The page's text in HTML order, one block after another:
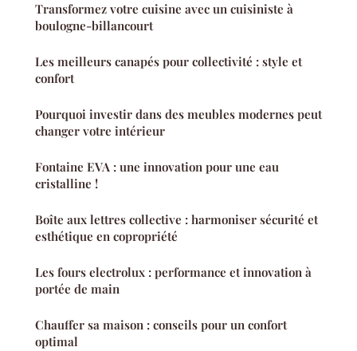
Transformez votre cuisine avec un cuisiniste à
boulogne-billancourt
Les meilleurs canapés pour collectivité : style et
confort
Pourquoi investir dans des meubles modernes peut
changer votre intérieur
Fontaine EVA : une innovation pour une eau
cristalline !
Boîte aux lettres collective : harmoniser sécurité et
esthétique en copropriété
Les fours electrolux : performance et innovation à
portée de main
Chauffer sa maison : conseils pour un confort
optimal